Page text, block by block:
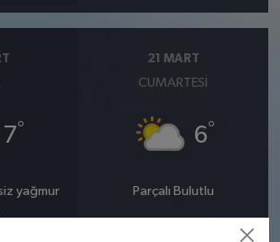
7°
yağmur
21 MART
CUMARTESI
6°
Parçalı Bulutlu